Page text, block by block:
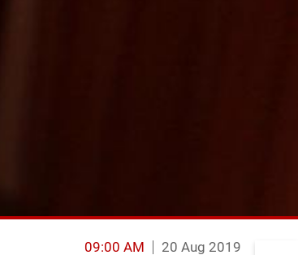
20 Aug 2019
09:00 AM